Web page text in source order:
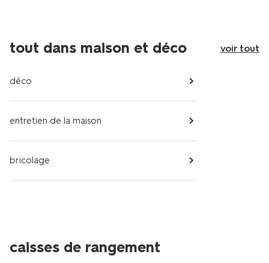
tout dans maison et déco voir tout
déco
entretien de la maison
bricolage
caisses de rangement